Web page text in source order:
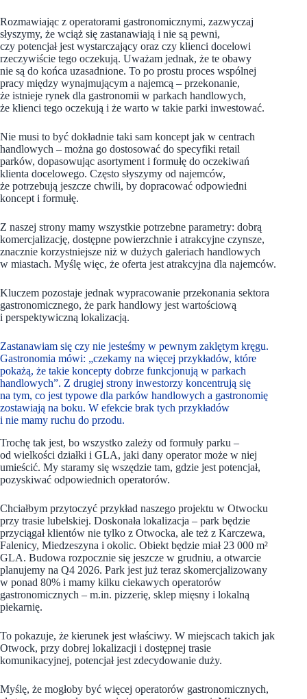
Rozmawiając z operatorami gastronomicznymi, zazwyczaj
słyszymy, że wciąż się zastanawiają i nie są pewni,
czy potencjał jest wystarczający oraz czy klienci docelowi
rzeczywiście tego oczekują. Uważam jednak, że te obawy
nie są do końca uzasadnione. To po prostu proces wspólnej
pracy między wynajmującym a najemcą – przekonanie,
że istnieje rynek dla gastronomii w parkach handlowych,
że klienci tego oczekują i że warto w takie parki inwestować.
Nie musi to być dokładnie taki sam koncept jak w centrach
handlowych – można go dostosować do specyfiki retail
parków, dopasowując asortyment i formułę do oczekiwań
klienta docelowego. Często słyszymy od najemców,
że potrzebują jeszcze chwili, by dopracować odpowiedni
koncept i formułę.
Z naszej strony mamy wszystkie potrzebne parametry: dobrą
komercjalizację, dostępne powierzchnie i atrakcyjne czynsze,
znacznie korzystniejsze niż w dużych galeriach handlowych
w miastach. Myślę więc, że oferta jest atrakcyjna dla najemców.
Kluczem pozostaje jednak wypracowanie przekonania sektora
gastronomicznego, że park handlowy jest wartościową
i perspektywiczną lokalizacją.
Zastanawiam się czy nie jesteśmy w pewnym zaklętym kręgu.
Gastronomia mówi: „czekamy na więcej przykładów, które
pokażą, że takie koncepty dobrze funkcjonują w parkach
handlowych”. Z drugiej strony inwestorzy koncentrują się
na tym, co jest typowe dla parków handlowych a gastronomię
zostawiają na boku. W efekcie brak tych przykładów
i nie mamy ruchu do przodu.
Trochę tak jest, bo wszystko zależy od formuły parku –
od wielkości działki i GLA, jaki dany operator może w niej
umieścić. My staramy się wszędzie tam, gdzie jest potencjał,
pozyskiwać odpowiednich operatorów.
Chciałbym przytoczyć przykład naszego projektu w Otwocku
przy trasie lubelskiej. Doskonała lokalizacja – park będzie
przyciągał klientów nie tylko z Otwocka, ale też z Karczewa,
Falenicy, Miedzeszyna i okolic. Obiekt będzie miał 23 000 m²
GLA. Budowa rozpocznie się jeszcze w grudniu, a otwarcie
planujemy na Q4 2026. Park jest już teraz skomercjalizowany
w ponad 80% i mamy kilku ciekawych operatorów
gastronomicznych – m.in. pizzerię, sklep mięsny i lokalną
piekarnię.
To pokazuje, że kierunek jest właściwy. W miejscach takich jak
Otwock, przy dobrej lokalizacji i dostępnej trasie
komunikacyjnej, potencjał jest zdecydowanie duży.
Myślę, że mogłoby być więcej operatorów gastronomicznych,